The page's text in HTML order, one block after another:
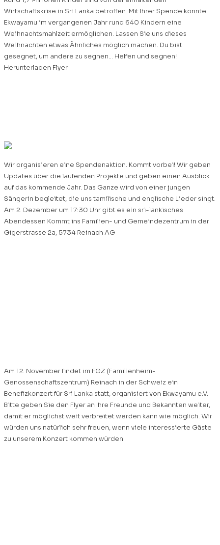
Wirtschaftskrise in Sri Lanka betroffen. Mit Ihrer Spende konnte
Ekwayamu im vergangenen Jahr rund 640 Kindern eine
Weihnachtsmahlzeit ermöglichen. Lassen Sie uns dieses
Weihnachten etwas Ähnliches möglich machen. Du bist
gesegnet, um andere zu segnen… Helfen und segnen!
Herunterladen Flyer
Wir organisieren eine Spendenaktion. Kommt vorbei! Wir geben
Updates über die laufenden Projekte und geben einen Ausblick
auf das kommende Jahr. Das Ganze wird von einer jungen
Sängerin begleitet, die uns tamilische und englische Lieder singt.
Am 2. Dezember um 17:30 Uhr gibt es ein sri-lankisches
Abendessen Kommt ins Familien- und Gemeindezentrum in der
Gigerstrasse 2a, 5734 Reinach AG
Am 12. November findet im FGZ (Familienheim-
Genossenschaftszentrum) Reinach in der Schweiz ein
Benefizkonzert für Sri Lanka statt, organisiert von Ekwayamu e.V.
Bitte geben Sie den Flyer an Ihre Freunde und Bekannten weiter,
damit er möglichst weit verbreitet werden kann wie möglich. Wir
würden uns natürlich sehr freuen, wenn viele interessierte Gäste
zu unserem Konzert kommen würden.